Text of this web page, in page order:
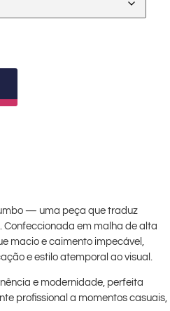
— uma peça que traduz
em malha de alta
macio e caimento impecável,
e estilo atemporal ao visual.
e modernidade, perfeita
profissional a momentos casuais,